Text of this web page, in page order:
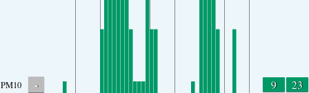
PM10 - 9 23